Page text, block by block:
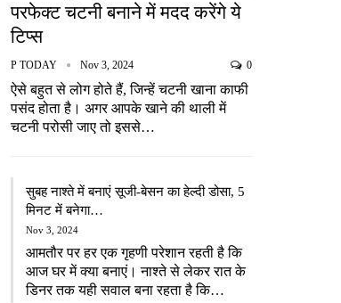
परफेक्ट चटनी बनाने में मदद करेंगे ये
टिप्स
P TODAY Nov 3, 2024 0
ऐसे बहुत से लोग होते हैं, जिन्हें चटनी खाना काफी
पसंद होता है। अगर आपके खाने की थाली में
चटनी परोसी जाए तो इससे…
सुबह नाश्ते में बनाएं सूजी-बेसन का हेल्दी डोसा, 5
मिनट में बनेगा…
Nov 3, 2024
आमतौर पर हर एक गृहणी परेशान रहती है कि
आज घर में क्या बनाएं। नाश्ते से लेकर रात के
डिनर तक यही सवाल बना रहता है कि…